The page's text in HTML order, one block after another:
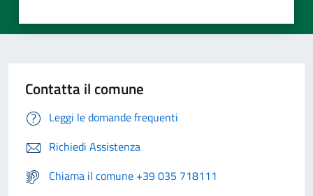
Contatta il comune
Leggi le domande frequenti
Richiedi Assistenza
Chiama il comune +39 035 718111